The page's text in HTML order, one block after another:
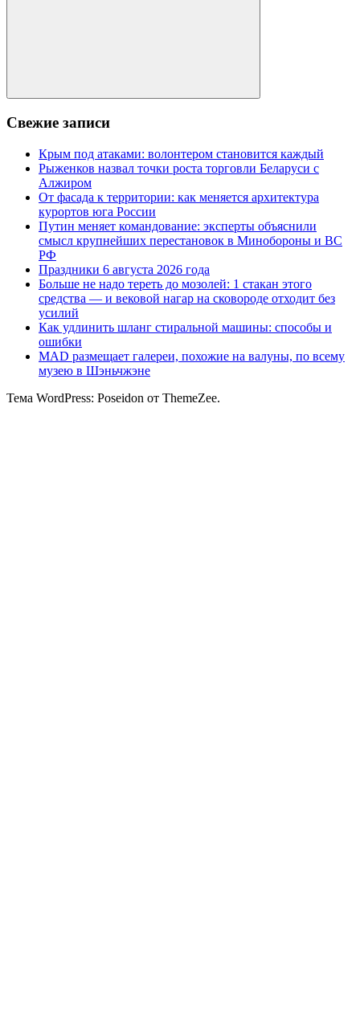
Поиск
Свежие записи
Крым под атаками: волонтером становится каждый
Рыженков назвал точки роста торговли Беларуси с
Алжиром
От фасада к территории: как меняется архитектура
курортов юга России
Путин меняет командование: эксперты объяснили
смысл крупнейших перестановок в Минобороны и ВС
РФ
Праздники 6 августа 2026 года
Больше не надо тереть до мозолей: 1 стакан этого
средства — и вековой нагар на сковороде отходит без
усилий
Как удлинить шланг стиральной машины: способы и
ошибки
MAD размещает галереи, похожие на валуны, по всему
музею в Шэньчжэне
Тема WordPress: Poseidon от ThemeZee.